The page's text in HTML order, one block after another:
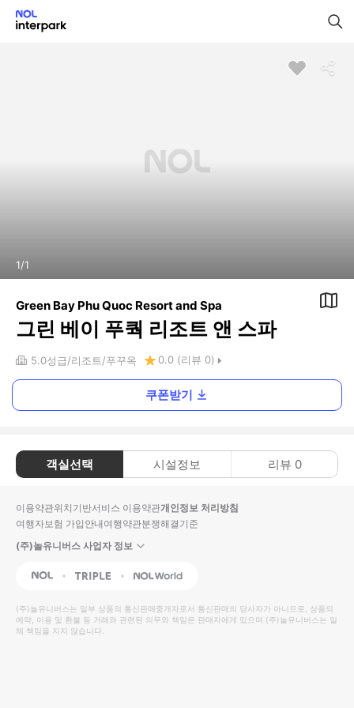
1/1
Green Bay Phu Quoc Resort and Spa
그린 베이 푸쿽 리조트 앤 스파
5.0성급 리조트 푸꾸옥 0.0 (리뷰 0)
쿠폰받기
객실선택 시설정보 리뷰 0
이용약관위치기반서비스 이용약관개인정보 처리방침
여행자보험 가입안내여행약관분쟁해결기준
(주)놀유니버스 사업자 정보
NOL Triple Interpark Global
(주)놀유니버스는 일부 상품의 통신판매중개자로서 통신판매의 당사자가 아니므로, 상품의
예약, 이용 및 환불 등 거래와 관련된 의무와 책임은 판매자에게 있으며 (주)놀유니버스는 일
체 책임을 지지 않습니다.